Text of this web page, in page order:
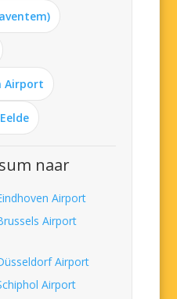
Airport
naar
Airport
Airport
Airport
Airport